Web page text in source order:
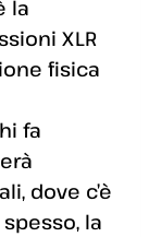
la
XLR
fisica
fa
dove c’è
la